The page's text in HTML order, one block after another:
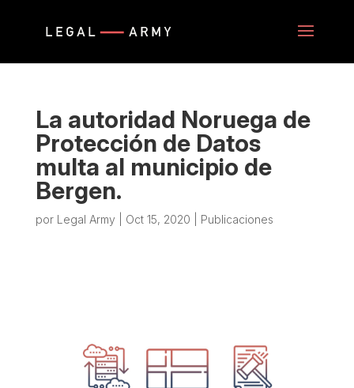
La autoridad Noruega de
Protección de Datos
multa al municipio de
Bergen.
por Legal Army Oct 15, 2020 Publicaciones